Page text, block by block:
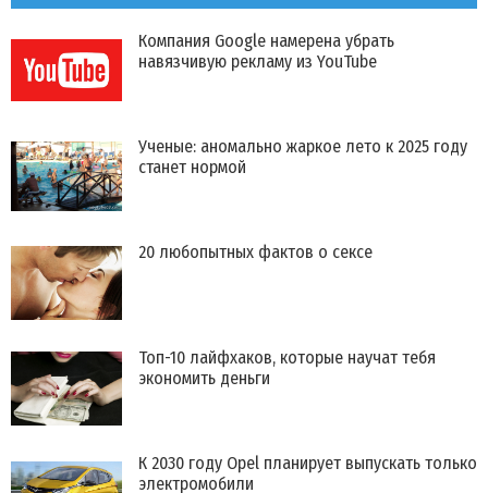
Компания Google намерена убрать
навязчивую рекламу из YouTube
Ученые: аномально жаркое лето к 2025 году
станет нормой
20 любопытных фактов о сексе
Топ-10 лайфхаков, которые научат тебя
экономить деньги
К 2030 году Opel планирует выпускать только
электромобили